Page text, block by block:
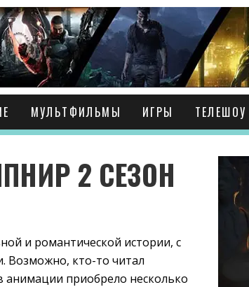
МУЛЬТФИЛЬМЫ ИГРЫ ТЕЛЕШОУ
2 СЕЗОН
и романтической истории, с
Возможно, кто-то читал
приобрело несколько